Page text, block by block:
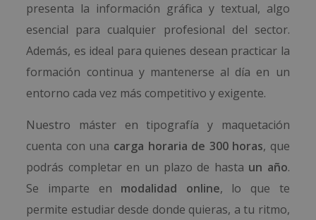
presenta la información gráfica y textual, algo
esencial para cualquier profesional del sector.
Además, es ideal para quienes desean practicar la
formación continua y mantenerse al día en un
entorno cada vez más competitivo y exigente.
Nuestro máster en tipografía y maquetación
cuenta con una carga horaria de 300 horas, que
podrás completar en un plazo de hasta un año.
Se imparte en modalidad online, lo que te
permite estudiar desde donde quieras, a tu ritmo,